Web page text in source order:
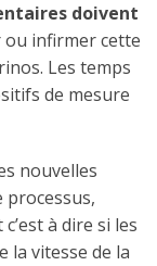
doivent
infirmer cette
Les temps
de mesure
nouvelles
processus,
à dire si les
la vitesse de la